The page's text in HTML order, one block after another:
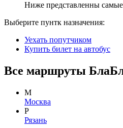
Ниже представленны
Выберите пунтк назначения:
Уехать попутчиком
Купить билет на автобус
Все маршруты
М
Москва
Р
Рязань